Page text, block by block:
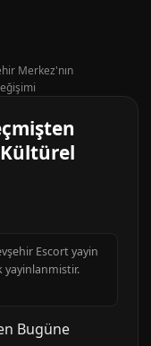
Merkez'nın
Escort yayin